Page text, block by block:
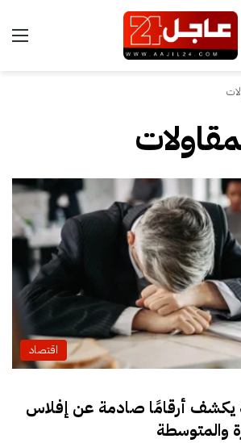
اقتصاد
أرقامًا صادمة عن إفلاس
والمتوسطة